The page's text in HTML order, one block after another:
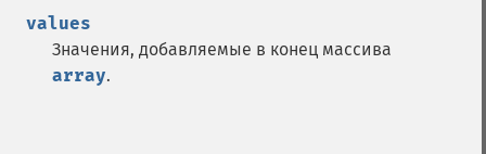
values
Значения, добавляемые в конец массива
array.